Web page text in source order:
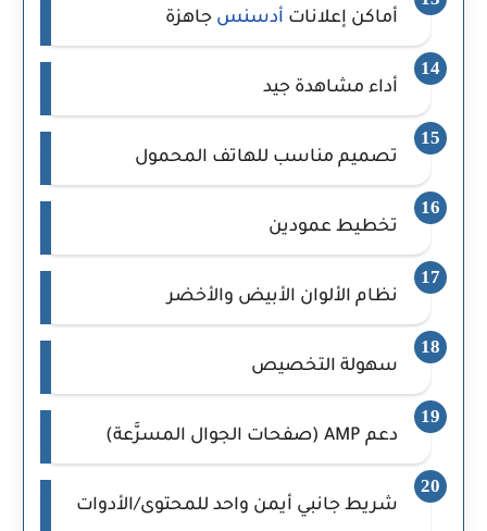
أماكن إعلانات أدسنس جاهزة
أداء مشاهدة جيد
تصميم مناسب للهاتف المحمول
تخطيط عمودين
نظام الألوان الأبيض والأخضر
سهولة التخصيص
دعم AMP (صفحات الجوال المسرَّعة)
شريط جانبي أيمن واحد للمحتوى/الأدوات